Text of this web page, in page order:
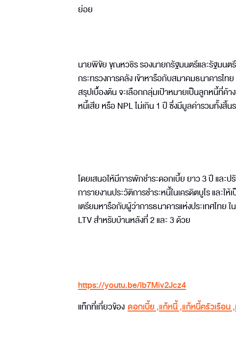
ย่อย
นายพิขัย ขุณหวชิร รองนายกรัฐมนตรีและรัฐมนต
กระทรวงการคลัง เข้าหารือกับสมาคมธนาคารไ
สรุปเบื้องต้น จะเลือกกลุ่มเป้าหมายเป็นลูกหนี้ที่ค้
หนี้เสีย หรือ NPL ไม่เกิน 1 ปี ซึ่งมีมูลค่ารวมทั้งสิ้
โดยเสนอให้มีการพักชำระดอกเบี้ย ยาว 3 ปี และ
การายงานประวัติการชำระหนี้ในเครดิตบูโร และ
เตรียมหารือกับผู้ว่าการธนาคารแห่งประเทศไทย
LTV สำหรับบ้านหลังที่ 2 และ 3 ด้วย
https://youtu.be/lb7Miv2Jcz4
แท็กที่เกี่ยวข้อง ดอกเบี้ย,แก้หนี้,แก้หนี้ครัวเรือน,